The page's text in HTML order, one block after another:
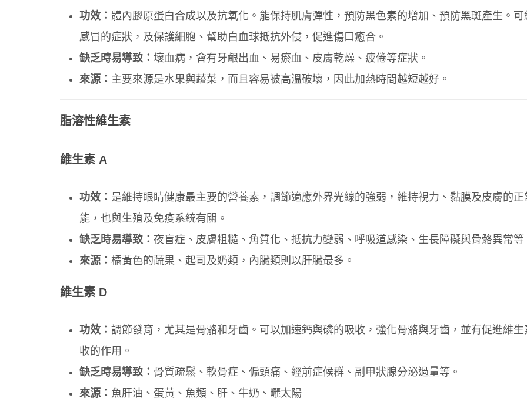
功效： 體內膠原蛋白合成以及抗氧化。能保持肌膚彈性，預防黑色素的增加、預防黑斑產生。可
感冒的症狀，及保護細胞、幫助白血球抵抗外侵，促進傷口癒合。
缺乏時易導致：壞血病，會有牙齦出血、易瘀血、皮膚乾燥、疲倦等症狀。
來源： 主要來源是水果與蔬菜，而且容易被高溫破壞，因此加熱時間越短越好。
脂溶性維生素
維生素 A
功效： 是維持眼睛健康最主要的營養素，調節適應外界光線的強弱，維持視力、黏膜及皮膚的正
能，也與生殖及免疫系統有關。
缺乏時易導致：夜盲症、皮膚粗糙、角質化、抵抗力變弱、呼吸道感染、生長障礙與骨骼異常等
來源：橘黃色的蔬果、起司及奶類，內臟類則以肝臟最多。
維生素 D
功效：調節發育，尤其是骨骼和牙齒。可以加速鈣與磷的吸收，強化骨骼與牙齒，並有促進維生
收的作用。
缺乏時易導致： 骨質疏鬆、軟骨症、偏頭痛、經前症候群、副甲狀腺分泌過量等。
來源： 魚肝油、蛋黃、魚類、肝、牛奶、曬太陽